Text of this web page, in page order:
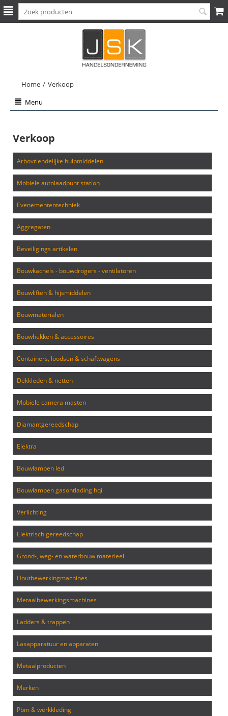
Home / Verkoop
Menu
Verkoop
arbovriendelijke hulpmiddelen
mobiele autolaadpunt station
evenemententechniek
aggregaten
beveiligings artikelen
bouwkachels - bouwdrogers - ventilatoren
bouwliften & hijsmiddelen
bouwmaterialen
bouwhekken & accessoires
containers, loodsen & schaftwagens
dekkleden & netten
mobiele camera masten
diamantgereedschap
elektra
bouwlampen led
bouwlampen gasontlading hqi
verlichting
elektrisch gereedschap
grond-, weg- en waterbouw materieel
houtbewerkingmachines
metaalbewerkingsmachines
ladders & trappen
lasapparatuur en apparaten
metaalproducten
merken
pbm & werkkleding